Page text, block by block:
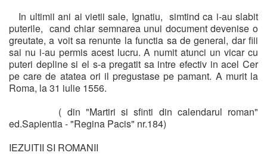
In ultimii ani ai vietii sale, Ignatiu, simtind ca i-au slabit
puterile, cand chiar semnarea unui document devenise o
greutate, a voit sa renunte la functia sa de general, dar fiii
sai nu i-au permis acest lucru. A numit atunci un vicar cu
puteri depline si el s-a pregatit sa intre efectiv in acel Cer
pe care de atatea ori il pregustase pe pamant. A murit la
Roma, la 31 iulie 1556.
( din "Martiri si sfinti din calendarul roman"
ed.Sapientia - "Regina Pacis" nr.184)
IEZUITII SI ROMANII